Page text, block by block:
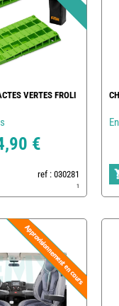
VERTES FROLI
€
ref : 030281
1